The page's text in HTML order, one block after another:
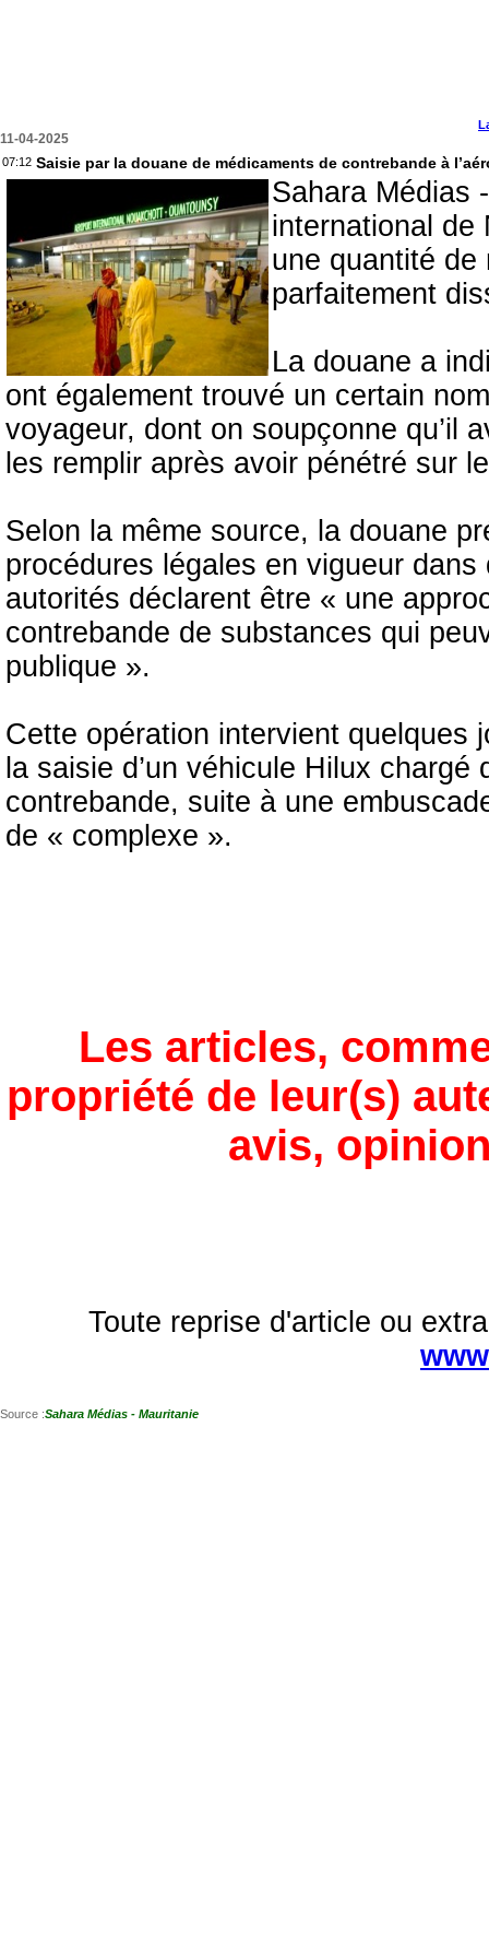
11-04-2025
07:12 Saisie par la douane de médicaments de contrebande à
Sahara Médias
international de
une quantité de
parfaitement
La douane a
ont également trouvé un certain
voyageur, dont on soupçonne qu’il
les remplir après avoir pénétré sur
Selon la même source, la douane
procédures légales en vigueur
autorités déclarent être « une
contrebande de substances qui
publique ».
Cette opération intervient quelques
la saisie d’un véhicule Hilux
contrebande, suite à une
de « complexe ».
Les articles,
propriété de leur(s)
avis,
Toute reprise d'article ou
Source :Sahara Médias - Mauritanie